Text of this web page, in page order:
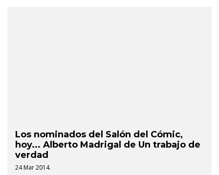
Los nominados del Salón del Cómic,
hoy... Alberto Madrigal de Un trabajo de
verdad
24 Mar 2014.